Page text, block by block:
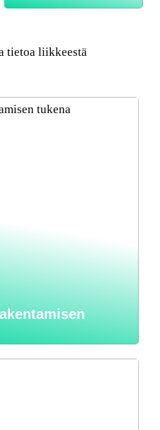
tietoa liikkeestä